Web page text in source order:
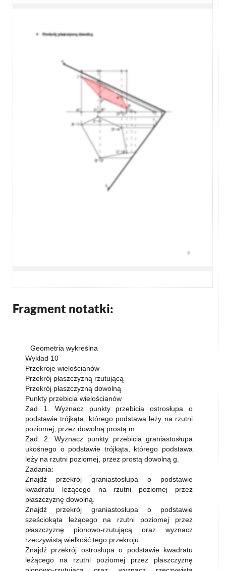
Fragment notatki:
Geometria wykreślna
Wykład 10
Przekroje wielościanów
Przekrój płaszczyzną rzutującą
Przekrój płaszczyzną dowolną
Punkty przebicia wielościanów
Zad 1. Wyznacz punkty przebicia ostrosłupa o
podstawie trójkąta, którego podstawa leży na rzutni
poziomej, przez dowolną prostą m.
Zad. 2. Wyznacz punkty przebicia graniastosłupa
ukośnego o podstawie trójkąta, którego podstawa
leży na rzutni poziomej, przez prostą dowolną g.
Zadania:
Znajdź przekrój graniastosłupa o podstawie
kwadratu leżącego na rzutni poziomej przez
płaszczyznę dowolną.
Znajdź przekrój graniastosłupa o podstawie
sześciokąta leżącego na rzutni poziomej przez
płaszczyznę pionowo-rzutującą oraz wyznacz
rzeczywistą wielkość tego przekroju
Znajdź przekrój ostrosłupa o podstawie kwadratu
leżącego na rzutni poziomej przez płaszczyznę